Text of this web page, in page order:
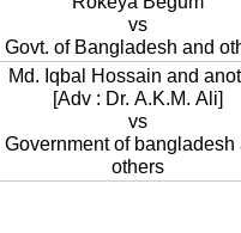
vs
Govt. of Bangladesh and
Md. Iqbal Hossain and
[Adv : Dr. A.K.M. Ali]
vs
Government of bangladesh
others